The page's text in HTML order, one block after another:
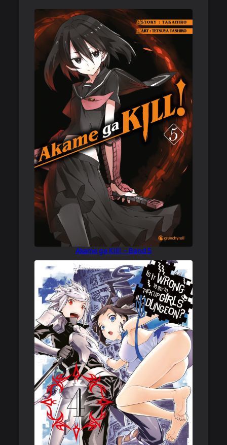
Akame ga Kill! – Band 5